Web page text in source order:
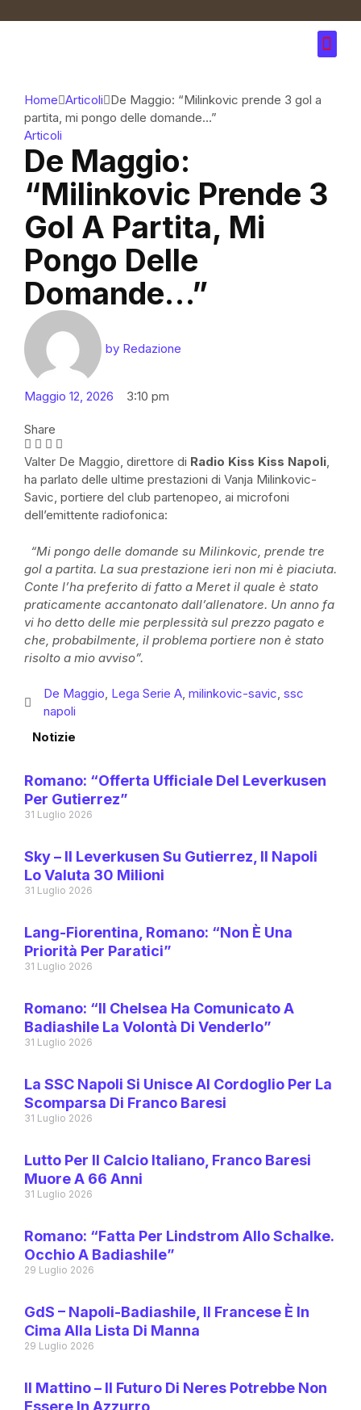
Home Articoli De Maggio: “Milinkovic prende 3 gol a
partita, mi pongo delle domande…”
Articoli
De Maggio:
“Milinkovic Prende 3
Gol A Partita, Mi
Pongo Delle
Domande…”
by Redazione
Maggio 12, 2026 3:10 pm
Share
Valter De Maggio, direttore di Radio Kiss Kiss Napoli,
ha parlato delle ultime prestazioni di Vanja Milinkovic-
Savic, portiere del club partenopeo, ai microfoni
dell’emittente radiofonica:
“Mi pongo delle domande su Milinkovic, prende tre
gol a partita. La sua prestazione ieri non mi è piaciuta.
Conte l’ha preferito di fatto a Meret il quale è stato
praticamente accantonato dall’allenatore. Un anno fa
vi ho detto delle mie perplessità sul prezzo pagato e
che, probabilmente, il problema portiere non è stato
risolto a mio avviso”.
De Maggio, Lega Serie A, milinkovic-savic, ssc
napoli
Notizie
Romano: “Offerta Ufficiale Del Leverkusen
Per Gutierrez”
31 Luglio 2026
Sky – Il Leverkusen Su Gutierrez, Il Napoli
Lo Valuta 30 Milioni
31 Luglio 2026
Lang-Fiorentina, Romano: “Non È Una
Priorità Per Paratici”
31 Luglio 2026
Romano: “Il Chelsea Ha Comunicato A
Badiashile La Volontà Di Venderlo”
31 Luglio 2026
La SSC Napoli Si Unisce Al Cordoglio Per La
Scomparsa Di Franco Baresi
31 Luglio 2026
Lutto Per Il Calcio Italiano, Franco Baresi
Muore A 66 Anni
31 Luglio 2026
Romano: “Fatta Per Lindstrom Allo Schalke.
Occhio A Badiashile”
29 Luglio 2026
GdS – Napoli-Badiashile, Il Francese È In
Cima Alla Lista Di Manna
29 Luglio 2026
Il Mattino – Il Futuro Di Neres Potrebbe Non
Essere In Azzurro